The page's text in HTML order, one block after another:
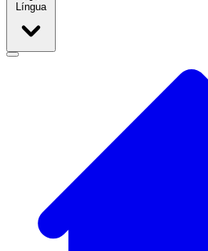
Língua